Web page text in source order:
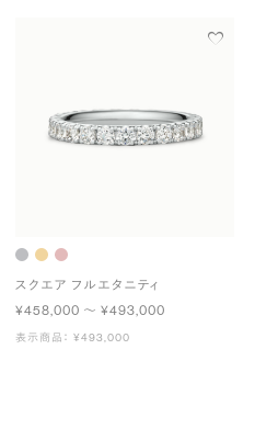
スクエア フルエタニティ
¥458,000 〜 ¥493,000
表示商品： ¥493,000